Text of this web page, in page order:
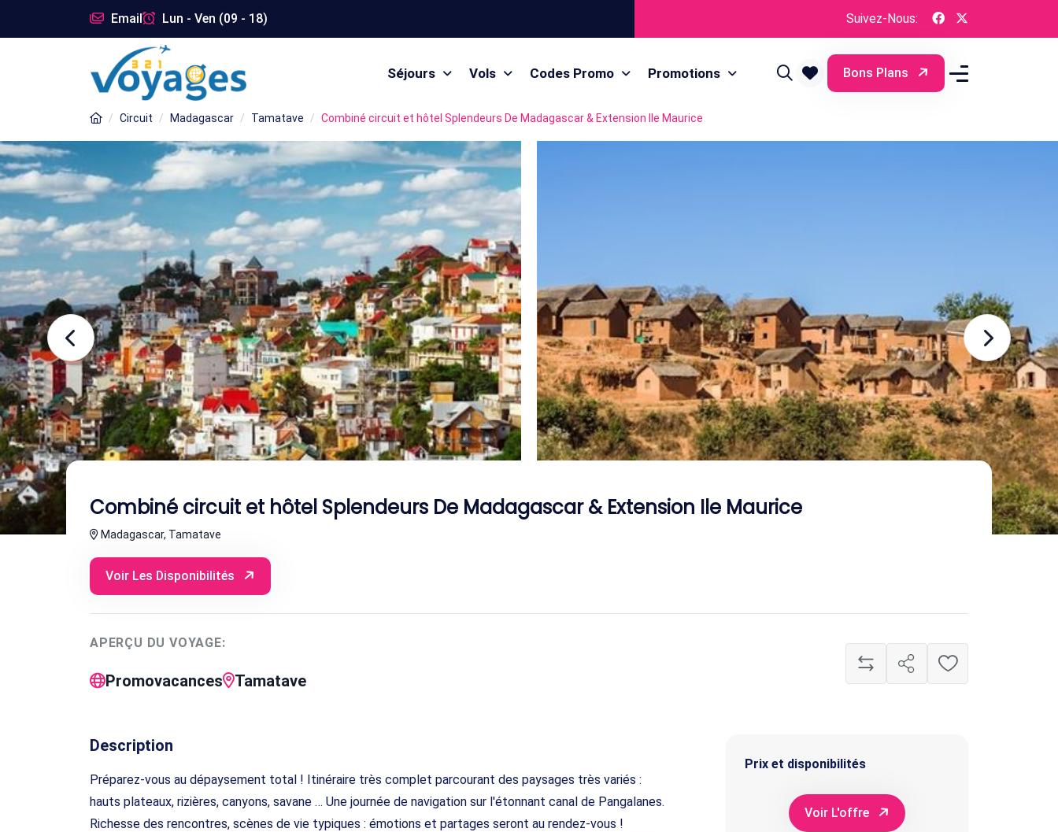
Email Lun - Ven (09 - 18) Suivez-Nous:
Séjours Vols Codes Promo Promotions Bons Plans
Circuit Madagascar Tamatave Combiné circuit et hôtel Splendeurs De Madagascar & Extension Ile Maurice
Combiné circuit et hôtel Splendeurs De Madagascar & Extension Ile Maurice
Madagascar, Tamatave
Voir Les Disponibilités
APERÇU DU VOYAGE:
Promovacances Tamatave
Description
Préparez-vous au dépaysement total ! Itinéraire très complet parcourant des paysages très variés :
hauts plateaux, rizières, canyons, savane … Une journée de navigation sur l'étonnant canal de Pangalanes.
Richesse des rencontres, scènes de vie typiques : émotions et partages seront au rendez-vous !
Prix et disponibilités
Voir L'offre